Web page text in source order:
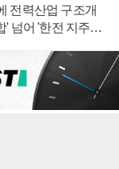
전력산업 구조개
' 넘어 '한전 지주사'